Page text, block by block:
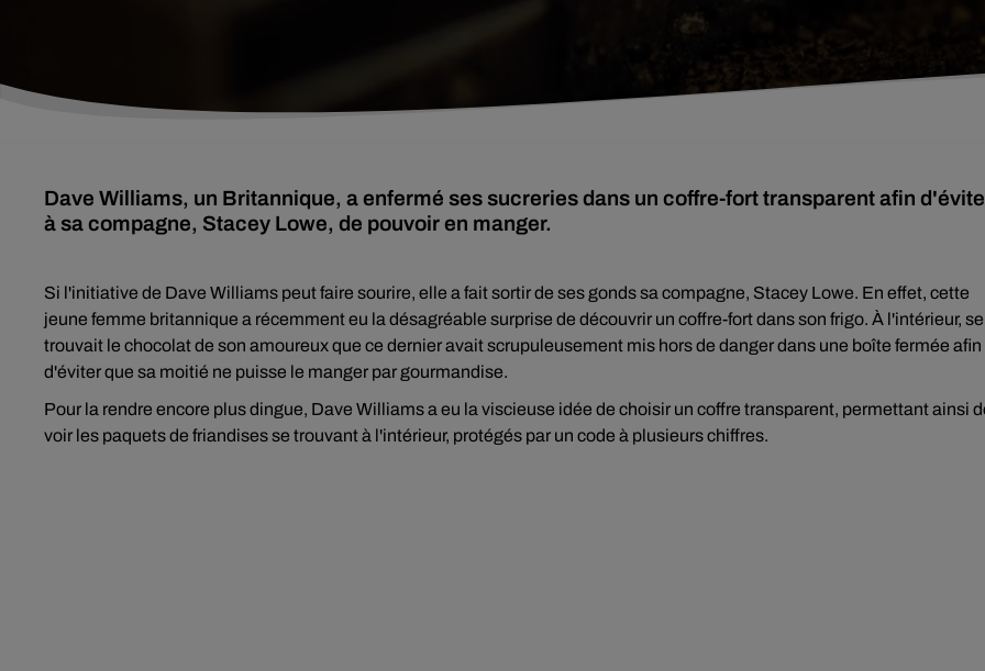
Dave Williams, un Britannique, a enfermé ses sucreries dans un coffre-fort transparent afin
à sa compagne, Stacey Lowe, de pouvoir en manger.
Si l'initiative de Dave Williams peut faire sourire, elle a fait sortir de ses gonds sa compagne, Stacey Lowe. En effet, cette
jeune femme britannique a récemment eu la désagréable surprise de découvrir un coffre-fortdans son frigo. À l'intérieur, se
trouvait le chocolat de son amoureux que ce dernier avait scrupuleusement mis hors de danger dans une boîte fermée afin
d'éviter que sa moitié ne puisse le manger par gourmandise.
Pour la rendre encore plus dingue, Dave Williams a eu la viscieuse idée de choisir un coffre transparent, permettant ainsi
voir les paquets de friandises se trouvant à l'intérieur, protégés par un code à plusieurs chiffres.